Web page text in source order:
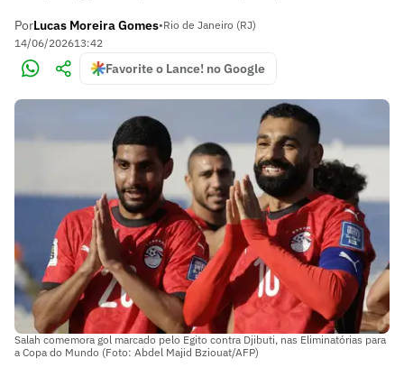
PorLucas Moreira Gomes•Rio de Janeiro (RJ)
14/06/202613:42
Favorite o Lance! no Google
Salah comemora gol marcado pelo Egito contra Djibuti, nas Eliminatórias para
a Copa do Mundo (Foto: Abdel Majid Bziouat/AFP)